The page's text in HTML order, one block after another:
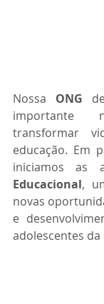
Nossa ONG
transformar
educação. Em
iniciamos as
Educacional,
novas
e
adolescentes